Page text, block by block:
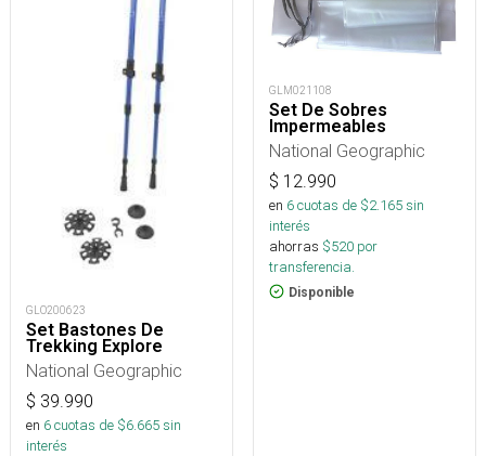
GLO200623
Set Bastones De
Trekking Explore
National Geographic
$ 39.990
en 6cuotas de $6.665sin
interés
GLM021108
Set De Sobres
Impermeables
National Geographic
$ 12.990
en 6cuotas de $2.165sin
interés
ahorras $520 por
transferencia.
Disponible